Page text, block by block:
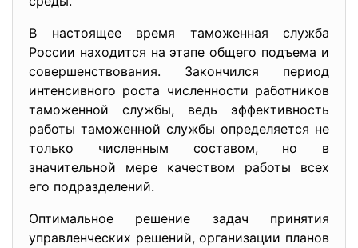
В настоящее время таможенная служба
России находится на этапе общего подъема и
совершенствования. Закончился период
интенсивного роста численности работников
таможенной службы, ведь эффективность
работы таможенной службы определяется не
только численным составом, но в
значительной мере качеством работы всех
его подразделений.
Оптимальное решение задач принятия
управленческих решений, организации планов